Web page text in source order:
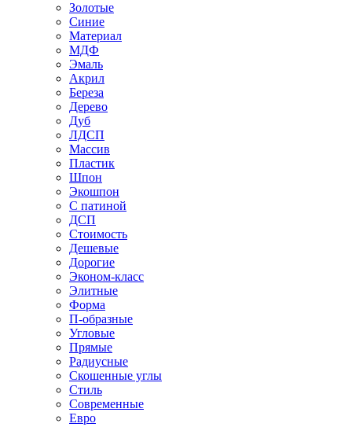
Золотые
Синие
Материал
МДФ
Эмаль
Акрил
Береза
Дерево
Дуб
ЛДСП
Массив
Пластик
Шпон
Экошпон
С патиной
ДСП
Стоимость
Дешевые
Дорогие
Эконом-класс
Элитные
Форма
П-образные
Угловые
Прямые
Радиусные
Скошенные углы
Стиль
Современные
Евро